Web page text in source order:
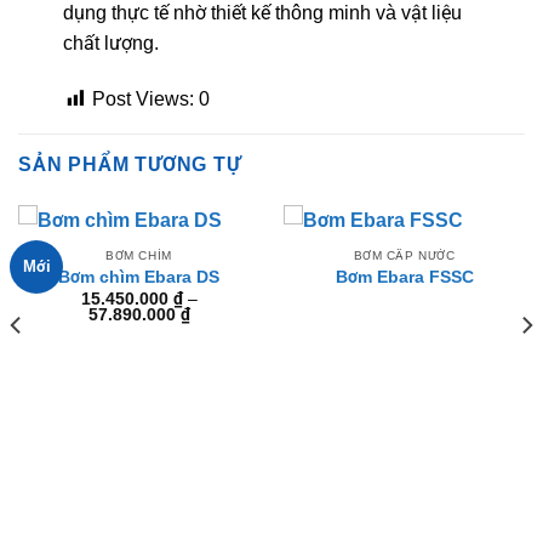
dụng thực tế nhờ thiết kế thông minh và vật liệu
chất lượng.
Post Views: 0
SẢN PHẨM TƯƠNG TỰ
Mới
BƠM CHÌM
Bơm chìm Ebara DS
15.450.000 ₫ –
57.890.000 ₫Khoảng
giá:
BƠM CẤP NƯỚC
Bơm Ebara FSSC